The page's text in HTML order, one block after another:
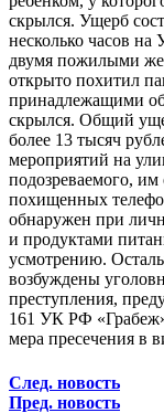
скрылся. Ущерб
несколько часов на
двумя пожилыми
открыто похитил
принадлежащими
скрылся. Общий
более 13 тысяч
мероприятий на
подозреваемого,
похищенных
обнаружен при
и продуктами
усмотрению.
возбуждены
преступления,
161 УК РФ
мера пресечения в
След. новость
Пред. новость